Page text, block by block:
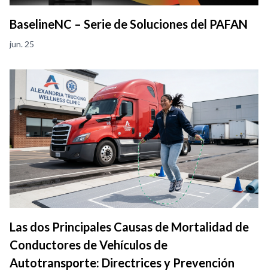
BaselineNC – Serie de Soluciones del PAFAN
jun. 25
Las dos Principales Causas de Mortalidad de
Conductores de Vehículos de
Autotransporte: Directrices y Prevención